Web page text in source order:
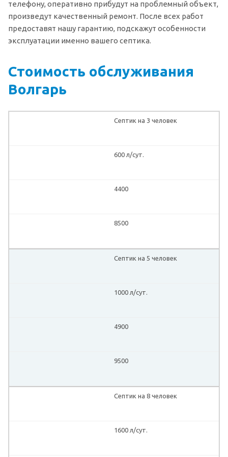
телефону, оперативно прибудут на проблемный объект,
произведут качественный ремонт. После всех работ
предоставят нашу гарантию, подскажут особенности
эксплуатации именно вашего септика.
Стоимость обслуживания
Волгарь
Септик на 3 человек
600 л/сут.
4400
8500
Септик на 5 человек
1000 л/сут.
4900
9500
Септик на 8 человек
1600 л/сут.